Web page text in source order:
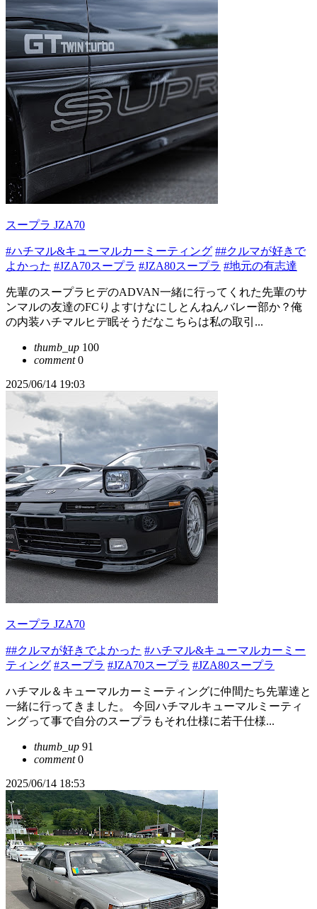
スープラ JZA70
#ハチマル&キューマルカーミーティング ##クルマが好きで
よかった #JZA70スープラ #JZA80スープラ #地元の有志達
先輩のスープラヒデのADVAN一緒に行ってくれた先輩のサ
ンマルの友達のFCりよすけなにしとんねんバレー部か？俺
の内装ハチマルヒデ眠そうだなこちらは私の取引...
thumb_up 100
comment0
2025/06/14 19:03
スープラ JZA70
##クルマが好きでよかった #ハチマル&キューマルカーミー
ティング #スープラ #JZA70スープラ #JZA80スープラ
ハチマル＆キューマルカーミーティングに仲間たち先輩達と
一緒に行ってきました。 今回ハチマルキューマルミーティ
ングって事で自分のスープラもそれ仕様に若干仕様...
thumb_up 91
comment0
2025/06/14 18:53